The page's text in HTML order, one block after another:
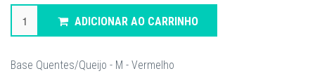
ADICIONAR AO CARRINHO
Base Quentes/Queijo - M - Vermelho